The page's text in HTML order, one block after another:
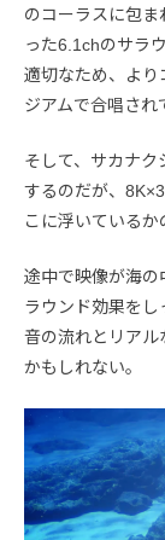
のコーラスに包
った6.1chのサラ
適切なため、より
ジアムで合唱され
そして、サカナ
するのだが、
こに浮いているか
途中で映像が海
ラウンド効果を
音の流れとリアル
かもしれない。